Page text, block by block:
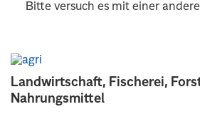
Landwirtschaft, Fischerei,
Nahrungsmittel
Bitte versuch es mit einer